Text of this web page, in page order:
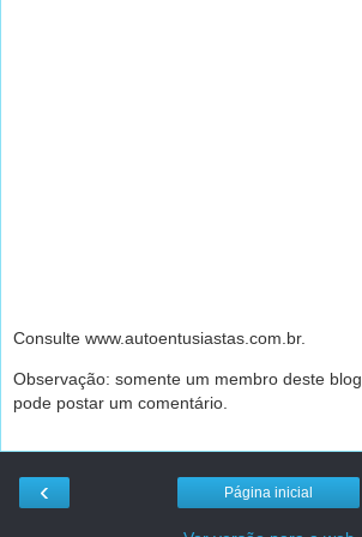
Consulte www.autoentusiastas.com.br.
Observação: somente um membro deste blog
pode postar um comentário.
‹ Página inicial